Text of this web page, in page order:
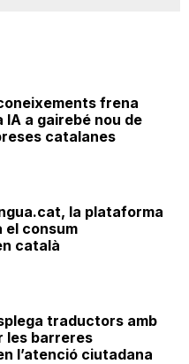
frena
IA a gairebé nou de
catalanes
la plataforma
el consum
català
traductors amb
les barreres
l’atenció ciutadana